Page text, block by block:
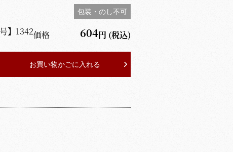
包装・のし不可
】 1342価格 604円 (税込)
お買い物かごに入れる